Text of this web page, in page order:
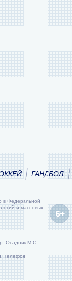
ГАНДБОЛ
в Федеральной
и массовых
Осадник М.С.
Телефон